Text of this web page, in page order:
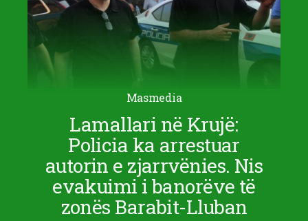
Masmedia
Lamallari në Krujë:
Policia ka arrestuar
autorin e zjarrvënies. Nis
evakuimi i banorëve të
zonës Barabit-Lluban